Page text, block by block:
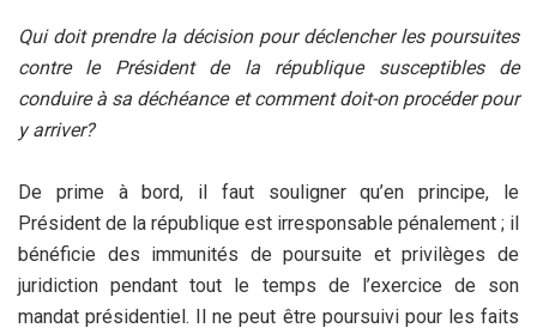
Qui doit prendre la décision pour déclencher les poursuites
contre le Président de la république susceptibles de
conduire à sa déchéance et comment doit-on procéder pour
y arriver?
De prime à bord, il faut souligner qu’en principe, le
Président de la république est irresponsable pénalement ; il
bénéficie des immunités de poursuite et privilèges de
juridiction pendant tout le temps de l’exercice de son
mandat présidentiel. Il ne peut être poursuivi pour les faits